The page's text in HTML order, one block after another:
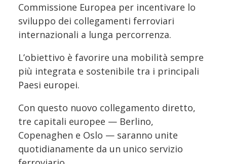
Commissione Europea per incentivare lo
sviluppo dei collegamenti ferroviari
internazionali a lunga percorrenza.
L’obiettivo è favorire una mobilità sempre
più integrata e sostenibile tra i principali
Paesi europei.
Con questo nuovo collegamento diretto,
tre capitali europee — Berlino,
Copenaghen e Oslo — saranno unite
quotidianamente da un unico servizio